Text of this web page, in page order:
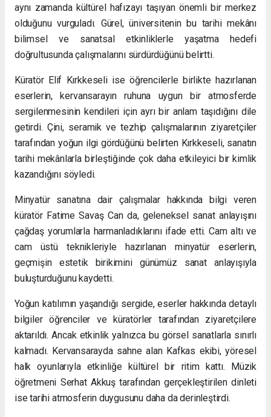
aynı zamanda kültürel hafızayı taşıyan önemli bir merkez
olduğunu vurguladı. Gürel, üniversitenin bu tarihi mekânı
bilimsel ve sanatsal etkinliklerle yaşatma hedefi
doğrultusunda çalışmalarını sürdürdüğünü belirtti.
Küratör Elif Kırkkeseli ise öğrencilerle birlikte hazırlanan
eserlerin, kervansarayın ruhuna uygun bir atmosferde
sergilenmesinin kendileri için ayrı bir anlam taşıdığını dile
getirdi. Çini, seramik ve tezhip çalışmalarının ziyaretçiler
tarafından yoğun ilgi gördüğünü belirten Kırkkeseli, sanatın
tarihi mekânlarla birleştiğinde çok daha etkileyici bir kimlik
kazandığını söyledi.
Minyatür sanatına dair çalışmalar hakkında bilgi veren
küratör Fatime Savaş Can da, geleneksel sanat anlayışını
çağdaş yorumlarla harmanladıklarını ifade etti. Cam altı ve
cam üstü teknikleriyle hazırlanan minyatür eserlerin,
geçmişin estetik birikimini günümüz sanat anlayışıyla
buluşturduğunu kaydetti.
Yoğun katılımın yaşandığı sergide, eserler hakkında detaylı
bilgiler öğrenciler ve küratörler tarafından ziyaretçilere
aktarıldı. Ancak etkinlik yalnızca bu görsel sanatlarla sınırlı
kalmadı. Kervansarayda sahne alan Kafkas ekibi, yöresel
halk oyunlarıyla etkinliğe kültürel bir ritim kattı. Müzik
öğretmeni Serhat Akkuş tarafından gerçekleştirilen dinleti
ise tarihi atmosferin duygusunu daha da derinleştirdi.